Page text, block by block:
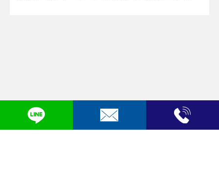
プライバシーポリシー